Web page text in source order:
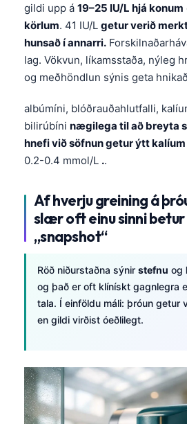
gildi upp á 19–25 IU/L hjá konum
körlum. 41 IU/L getur verið
hunsað í annarri.
lag. Vökvun, líkamsstaða, nýleg
og meðhöndlun sýnis geta
albúmíni, blóðrauðahlutfalli,
bilirúbíni nægilega til að breyta
hnefi við söfnun getur ýtt kalíum
0.2-0.4 mmol/L ..
Af hverju greining á
slær oft einu sinni
„snapshot“
Röð niðurstaðna sýnir stefnu og
og það er oft klínískt gagnlegra
tala. Í einföldu máli: þróun getur
en gildi virðist óeðlilegt.